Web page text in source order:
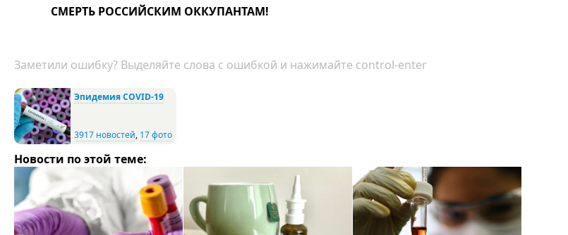
СМЕРТЬ РОССИЙСКИМ ОККУПАНТАМ!
Заметили ошибку? Выделяйте слова с ошибкой и нажимайте control-enter
Эпидемия COVID-19
3917 новостей, 17 фото
Новости по этой теме: